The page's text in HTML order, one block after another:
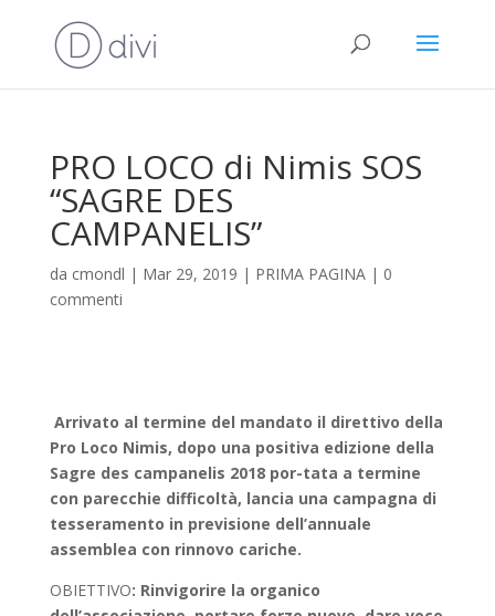
PRO LOCO di Nimis SOS
“SAGRE DES
CAMPANELIS”
da cmondl | Mar 29, 2019 | PRIMA PAGINA| 0
commenti
Arrivato al termine del mandato il direttivo della
Pro Loco Nimis, dopo una positiva edizione della
Sagre des campanelis 2018 por-tata a termine
con parecchie difficoltà, lancia una campagna di
tesseramento in previsione dell’annuale
assemblea con rinnovo cariche.
OBIETTIVO: Rinvigorire la organico